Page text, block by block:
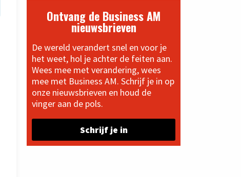
Ontvang de Business AM
nieuwsbrieven
De wereld verandert snel en voor je
het weet, hol je achter de feiten aan.
Wees mee met verandering, wees
mee met Business AM. Schrijf je in op
onze nieuwsbrieven en houd de
vinger aan de pols.
Schrijf je in